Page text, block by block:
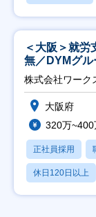
＜大阪＞就労
無／DYMグ
日祝】
株式会社ワーク
大阪府
320万~400
正社員採用
休日120日以上